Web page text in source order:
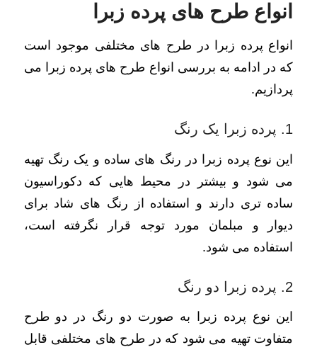
انواع طرح های پرده زبرا
انواع پرده زبرا در طرح های مختلفی موجود است
که در ادامه به بررسی انواع طرح های پرده زبرا می
پردازیم.
1. پرده زبرا یک رنگ
این نوع پرده زبرا در رنگ های ساده و یک رنگ تهیه
می شود و بیشتر در محیط هایی که دکوراسیون
ساده تری دارند و استفاده از رنگ های شاد برای
دیوار و مبلمان مورد توجه قرار نگرفته است،
استفاده می شود.
2. پرده زبرا دو رنگ
این نوع پرده زبرا به صورت دو رنگ در دو طرح
متفاوت تهیه می شود که در طرح های مختلفی قابل